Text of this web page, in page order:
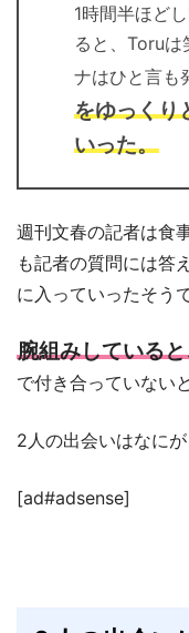
1時間半ほど
ると、Toruは
ナはひと言も
をゆっくり
いった。
週刊文春の記者は食
も記者の質問には答
に入っていったそうで
腕組みしている
で付き合っていない
2人の出会いはなに
[ad#adsense]